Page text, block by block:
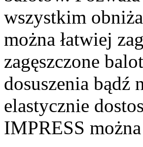
wszystkim
można łatwiej
zagęszczone
dosuszenia bądź
elastycznie
IMPRESS